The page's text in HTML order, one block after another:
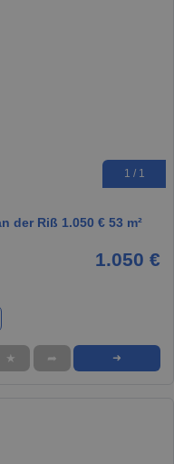
1 / 1
der Riß 1.050 € 53 m²
1.050 €
★ ➦ ➜